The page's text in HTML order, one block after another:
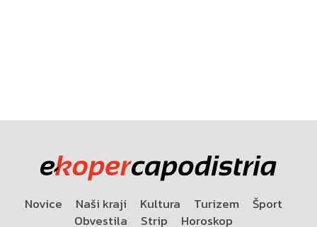
Novice Naši kraji Kultura Turizem
Šport
Obvestila
Strip Horoskop